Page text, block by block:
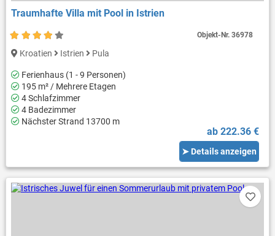
Traumhafte Villa mit Pool in Istrien
Kroatien Istrien Pula
Ferienhaus (1 - 9 Personen)
195 m² / Mehrere Etagen
4 Schlafzimmer
4 Badezimmer
Nächster Strand 13700 m
ab 222.36 €
➤ Details anzeigen
Objekt-Nr.36978